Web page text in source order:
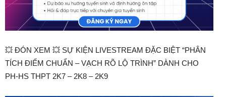
💥 ĐÓN XEM ️💥 SỰ KIỆN LIVESTREAM ĐẶC BIỆT “PHÂN
TÍCH ĐIỂM CHUẨN – VẠCH RÕ LỘ TRÌNH” DÀNH CHO
PH-HS THPT 2K7 – 2K8 – 2K9